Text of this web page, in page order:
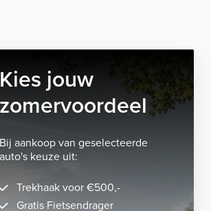
Kies jouw
zomervoordeel
Bij aankoop van geselecteerde
auto's keuze uit:
Trekhaak voor €500,-
Gratis Fietsendrager